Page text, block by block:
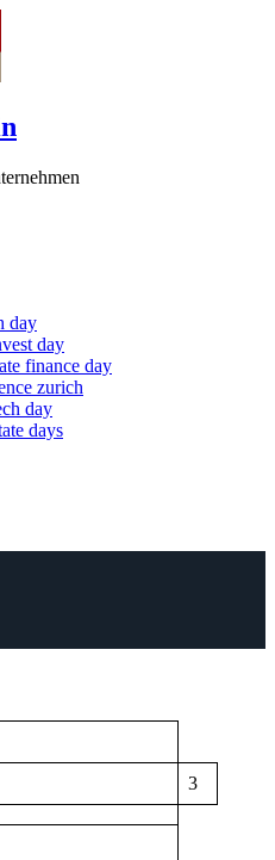
day
day
finance day
zurich
day
days
3